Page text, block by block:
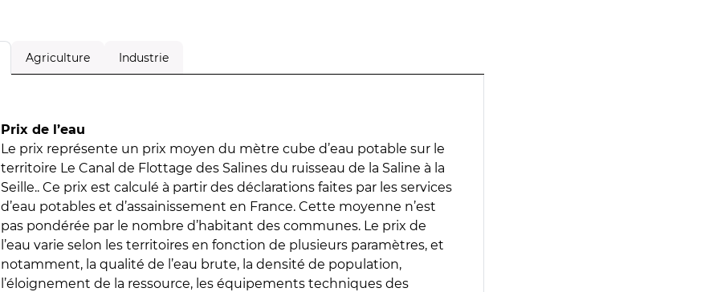
Agriculture Industrie
Prix de l’eau
Le prix représente un prix moyen du mètre cube d’eau potable sur le
territoire Le Canal de Flottage des Salines du ruisseau de la Saline à la
Seille.. Ce prix est calculé à partir des déclarations faites par les services
d’eau potables et d’assainissement en France. Cette moyenne n’est
pas pondérée par le nombre d’habitant des communes. Le prix de
l’eau varie selon les territoires en fonction de plusieurs paramètres, et
notamment, la qualité de l’eau brute, la densité de population,
l’éloignement de la ressource, les équipements techniques des